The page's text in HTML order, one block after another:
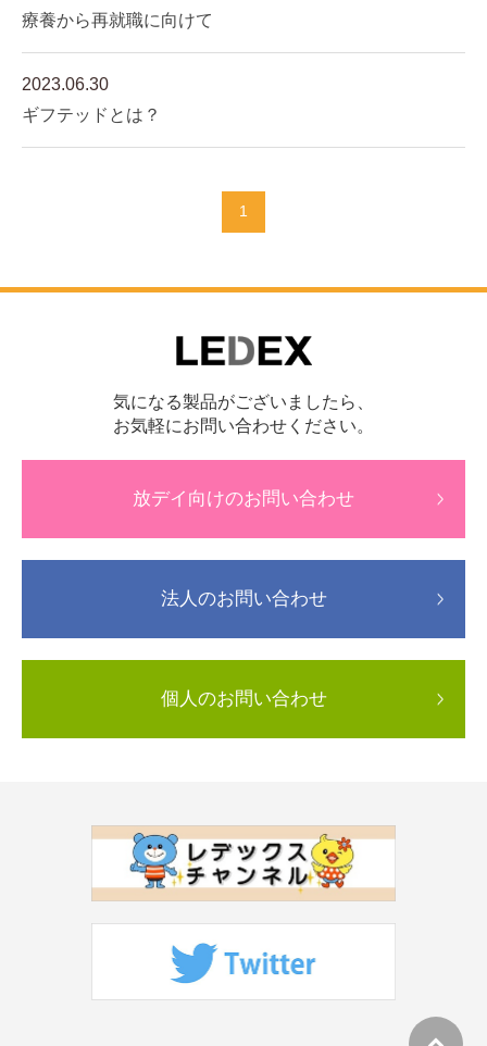
療養から再就職に向けて
2023.06.30
ギフテッドとは？
1
気になる製品がございましたら、
お気軽にお問い合わせください。
放デイ向けのお問い合わせ
法人のお問い合わせ
個人のお問い合わせ